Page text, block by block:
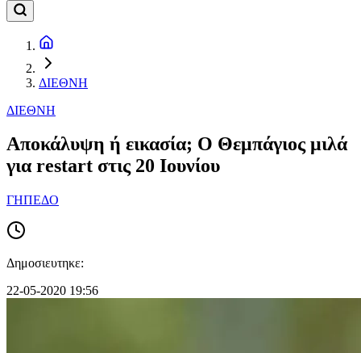
ΔΙΕΘΝΗ
ΔΙΕΘΝΗ
Αποκάλυψη ή εικασία; Ο Θεμπάγιος μιλά
για restart στις 20 Ιουνίου
ΓΗΠΕΔΟ
Δημοσιευτηκε:
22-05-2020 19:56